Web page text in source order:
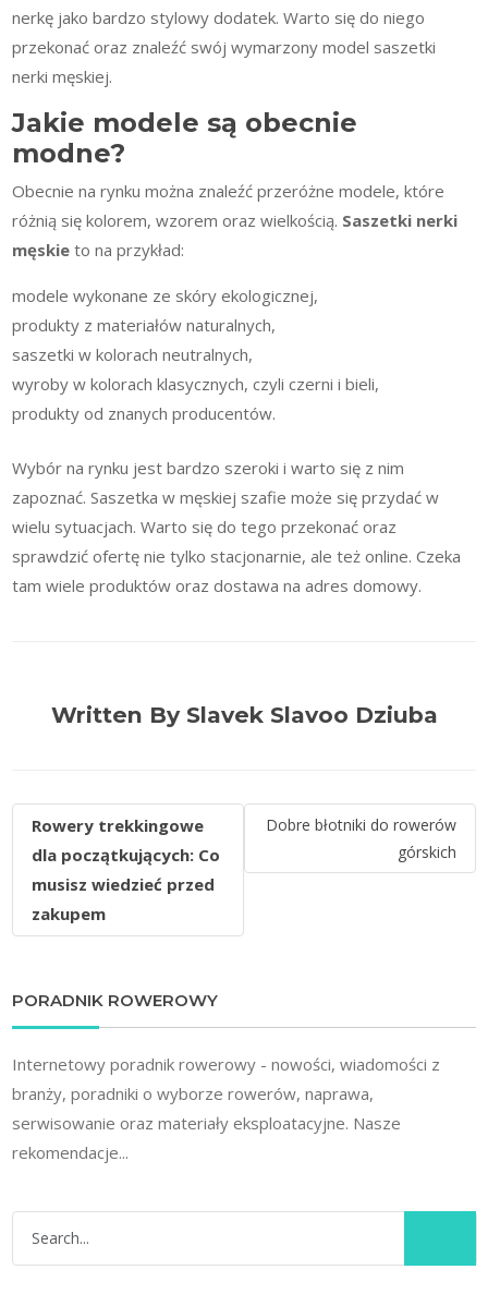
nerkę jako bardzo stylowy dodatek. Warto się do niego
przekonać oraz znaleźć swój wymarzony model saszetki
nerki męskiej.
Jakie modele są obecnie
modne?
Obecnie na rynku można znaleźć przeróżne modele, które
różnią się kolorem, wzorem oraz wielkością. Saszetki nerki
męskie to na przykład:
modele wykonane ze skóry ekologicznej,
produkty z materiałów naturalnych,
saszetki w kolorach neutralnych,
wyroby w kolorach klasycznych, czyli czerni i bieli,
produkty od znanych producentów.
Wybór na rynku jest bardzo szeroki i warto się z nim
zapoznać. Saszetka w męskiej szafie może się przydać w
wielu sytuacjach. Warto się do tego przekonać oraz
sprawdzić ofertę nie tylko stacjonarnie, ale też online. Czeka
tam wiele produktów oraz dostawa na adres domowy.
Written By Slavek Slavoo Dziuba
Nawigacja
wpisu
Rowery trekkingowe
dla początkujących: Co
musisz wiedzieć przed
zakupem
Dobre błotniki do rowerów
górskich
PORADNIK ROWEROWY
Internetowy poradnik rowerowy - nowości, wiadomości z
branży, poradniki o wyborze rowerów, naprawa,
serwisowanie oraz materiały eksploatacyjne. Nasze
rekomendacje...